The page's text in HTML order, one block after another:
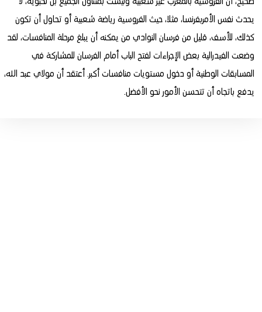
يحدث نفس الأمربفرنسا، مثلا، حيث الفروسية رياضة شعبية أو تحاول أن تكون
كذلك، للأسف، قليل من فرسان النوادي من يمكنه أن يبلغ مرحلة المنافسات، لقد
وضعت الفيدرالية بعض الإجراءات لفتح الباب أمام الفرسان للمشاركة في
المسابقات الوطنية أو دخول مستويات منافسات أكبر. أعتقد أن مولاي عبد الله،
يدفع باتجاه أن تتحسن الأمور نحو الأفضل.